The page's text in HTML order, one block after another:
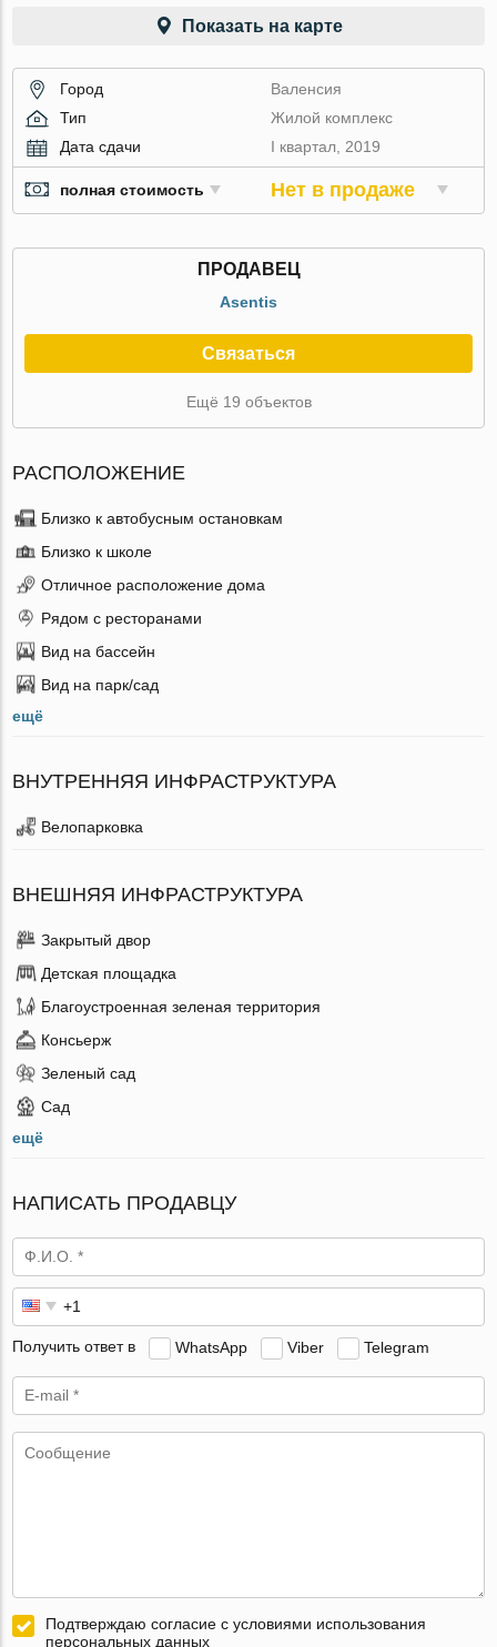
Показать на карте
Город
Валенсия
Тип
Жилой комплекс
Дата сдачи
I квартал, 2019
полная стоимость Нет в продаже
ПРОДАВЕЦ
Asentis
Связаться
Ещё 19 объектов
РАСПОЛОЖЕНИЕ
Близко к автобусным остановкам
Близко к школе
Отличное расположение дома
Рядом с ресторанами
Вид на бассейн
Вид на парк/сад
ещё
ВНУТРЕННЯЯ ИНФРАСТРУКТУРА
Велопарковка
ВНЕШНЯЯ ИНФРАСТРУКТУРА
Закрытый двор
Детская площадка
Благоустроенная зеленая территория
Консьерж
Зеленый сад
Сад
ещё
НАПИСАТЬ ПРОДАВЦУ
Получить ответ в WhatsApp Viber Telegram
Подтверждаю согласие с условиями использования
персональных данных